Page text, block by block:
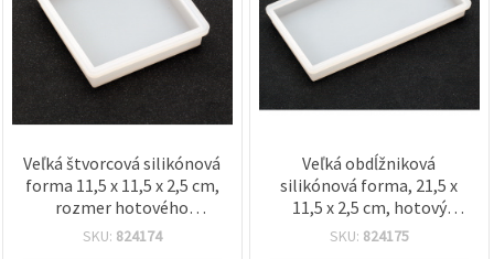
Veľká štvorcová silikónová
forma 11,5 x 11,5 x 2,5 cm,
rozmer hotového
odliatku 10 x 10 x 2 cm
SKU: 824174
Veľká obdĺžniková
silikónová forma, 21,5 x
11,5 x 2,5 cm, hotový
rozmer 20 x 10 x 2 cm
SKU: 824175